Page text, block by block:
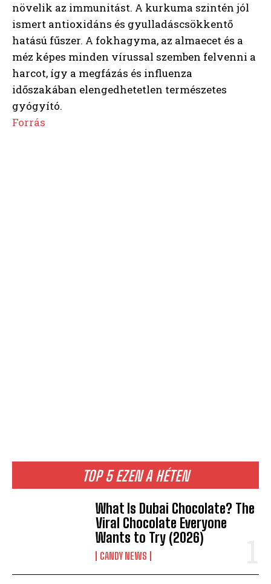
TOP 5 EZEN A HÉTEN
What Is Dubai Chocolate? The
Viral Chocolate Everyone
Wants to Try (2026)
CANDY NEWS
növelik az immunitást. A kurkuma szintén jól
ismert antioxidáns és gyulladáscsökkentő
hatású fűszer. A fokhagyma, az almaecet és a
méz képes minden vírussal szemben felvenni a
harcot, így a megfázás és influenza
időszakában elengedhetetlen természetes
gyógyító.
Forrás